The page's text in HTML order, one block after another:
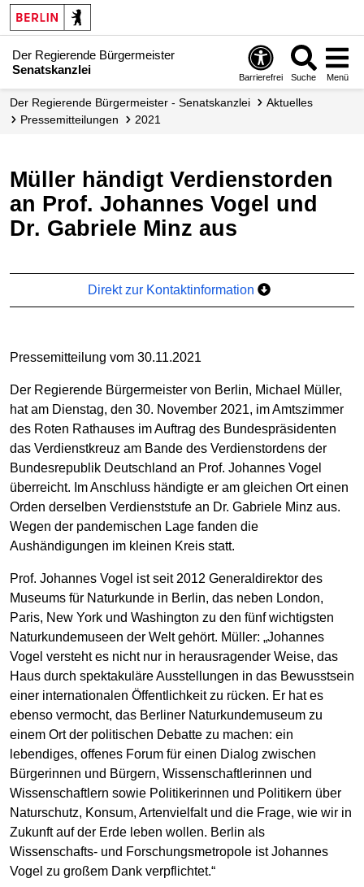
Der Regierende Bürgermeister
Senatskanzlei
Barrierefrei Suche Menü
Der Regierende Bürgermeister - Senatskanzlei
Aktuelles
Presse­mitteilungen
2021
Müller händigt Verdienstorden
an Prof. Johannes Vogel und
Dr. Gabriele Minz aus
Direkt zur Kontaktinformation
Pressemitteilung vom 30.11.2021
Der Regierende Bürgermeister von Berlin, Michael Müller,
hat am Dienstag, den 30. November 2021, im Amtszimmer
des Roten Rathauses im Auftrag des Bundespräsidenten
das Verdienstkreuz am Bande des Verdienstordens der
Bundesrepublik Deutschland an Prof. Johannes Vogel
überreicht. Im Anschluss händigte er am gleichen Ort einen
Orden derselben Verdienststufe an Dr. Gabriele Minz aus.
Wegen der pandemischen Lage fanden die
Aushändigungen im kleinen Kreis statt.
Prof. Johannes Vogel ist seit 2012 Generaldirektor des
Museums für Naturkunde in Berlin, das neben London,
Paris, New York und Washington zu den fünf wichtigsten
Naturkundemuseen der Welt gehört. Müller: „Johannes
Vogel versteht es nicht nur in herausragender Weise, das
Haus durch spektakuläre Ausstellungen in das Bewusstsein
einer internationalen Öffentlichkeit zu rücken. Er hat es
ebenso vermocht, das Berliner Naturkundemuseum zu
einem Ort der politischen Debatte zu machen: ein
lebendiges, offenes Forum für einen Dialog zwischen
Bürgerinnen und Bürgern, Wissenschaftlerinnen und
Wissenschaftlern sowie Politikerinnen und Politikern über
Naturschutz, Konsum, Artenvielfalt und die Frage, wie wir in
Zukunft auf der Erde leben wollen. Berlin als
Wissenschafts- und Forschungsmetropole ist Johannes
Vogel zu großem Dank verpflichtet.“